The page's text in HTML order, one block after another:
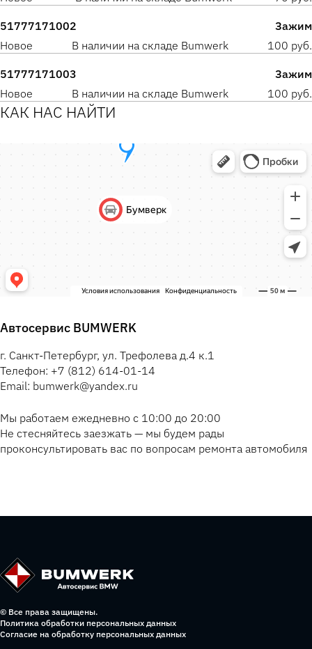
51777171002
Зажим
Новое
В наличии на складе Bumwerk 100 руб.
51777171003
Зажим
Новое
В наличии на складе Bumwerk 100 руб.
КАК НАС НАЙТИ
Автосервис BUMWERK
г. Санкт-Петербург, ул. Трефолева д.4 к.1
Телефон: +7 (812) 614-01-14
Email: bumwerk@yandex.ru
Мы работаем ежедневно с 10:00 до 20:00
Не стесняйтесь заезжать — мы будем рады
проконсультировать вас по вопросам ремонта автомобиля
© Все права защищены.
Политика обработки персональных данных
Согласие на обработку персональных данных